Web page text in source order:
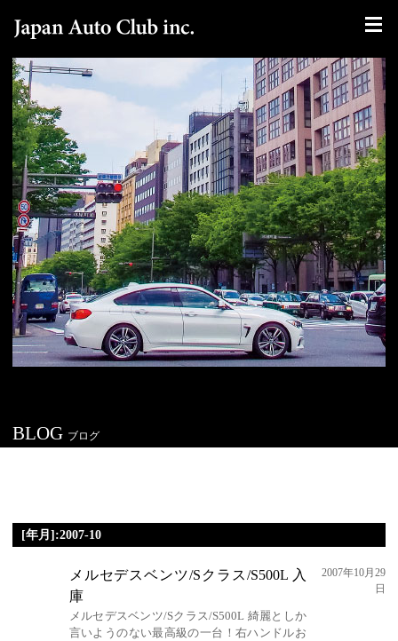
BLOG ブログ
[年月]:2007-10
メルセデスベンツ/Sクラス/S500L 入
庫
メルセデスベンツ/Sクラス/S500L 綺麗としか
言いようのない最高級の一台！右ハンドルお
2007年10月29
日